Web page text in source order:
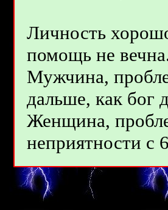
Личность
помощь не
Мужчина,
дальше, как бог
Женщина,
неприятности с